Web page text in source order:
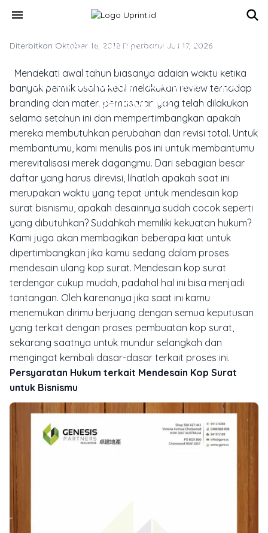
menu
SOLUSI CETAK BISNIS & KORPORAT
Mendesain Kop Surat Berkualitas
untuk Bisnismu? Lakukan Tips
Berikut Ini!
Diterbitkan Oktober 16, 2018·Diperbarui Juli 17, 2026
Mendekati awal tahun biasanya adalah waktu ketika
banyak pemilik usaha kecil melakukan review terhadap
branding dan materi pemasaran yang telah dilakukan
selama setahun ini dan mempertimbangkan apakah
mereka membutuhkan perubahan dan revisi total. Untuk
membantumu, kami menulis pos ini untuk membantumu
merevitalisasi merek dagangmu. Dari sebagian besar
daftar yang harus direvisi, lihatlah apakah saat ini
merupakan waktu yang tepat untuk mendesain kop
surat bisnismu, apakah desainnya sudah cocok seperti
yang dibutuhkan? Sudahkah memiliki kekuatan hukum?
Kami juga akan membagikan beberapa kiat untuk
dipertimbangkan jika kamu sedang dalam proses
mendesain ulang kop surat. Mendesain kop surat
terdengar cukup mudah, padahal hal ini bisa menjadi
tantangan. Oleh karenanya jika saat ini kamu
menemukan dirimu berjuang dengan semua keputusan
yang terkait dengan proses pembuatan kop surat,
sekarang saatnya untuk mundur selangkah dan
mengingat kembali dasar-dasar terkait proses ini.
Persyaratan Hukum terkait Mendesain Kop Surat
untuk Bisnismu